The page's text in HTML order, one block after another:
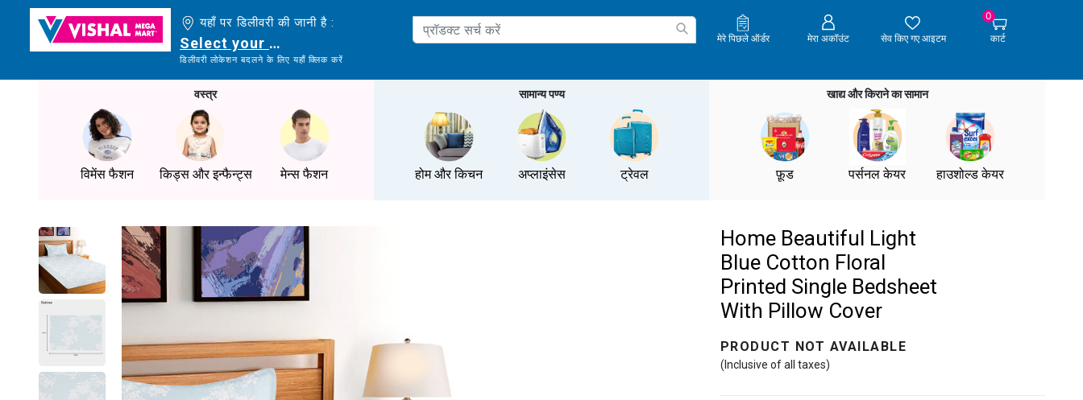
यहाँ पर डिलीवरी की जानी है :
Select your delivery location
डिलीवरी लोकेशन बदलने के लिए यहाँ क्लिक करें
मेरे पिछले ऑर्डर मेरा अकॉउंट सेव किए गए आइटम
0
कार्ट
वस्त्र
विमेंस फैशन किड्स और इन्फैन्ट्स मेन्स फैशन
सामान्य पण्य
होम और किचन अप्लाइंसेस ट्रेवल
खाद्य और किराने का सामान
फ़ूड पर्सनल केयर हाउशोल्ड केयर
Home Beautiful Light
Blue Cotton Floral
Printed Single Bedsheet
With Pillow Cover
PRODUCT NOT AVAILABLE
(Inclusive of all taxes)